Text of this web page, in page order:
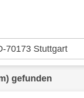
gefunden